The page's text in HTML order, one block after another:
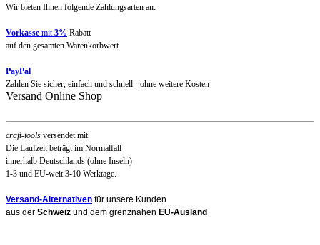
Wir bieten Ihnen folgende Zahlungsarten an:
Vorkasse mit3% Rabatt
auf den gesamten Warenkorbwert
PayPal
Zahlen Sie sicher, einfach und schnell - ohne weitere Kosten
Versand Online Shop
craft-tools versendet mit
Die Laufzeit beträgt im Normalfall
innerhalb Deutschlands (ohne Inseln)
1-3 und EU-weit 3-10 Werktage.
Versand-Alternativen für unsere Kunden
aus der Schweiz und dem grenznahen EU-Ausland